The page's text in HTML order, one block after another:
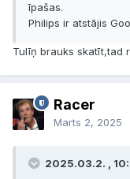
īpašas.
Philips ir atstājis
Tulīņ brauks skatīt,tad
Racer
Marts 2, 2025
2025.03.2. ,